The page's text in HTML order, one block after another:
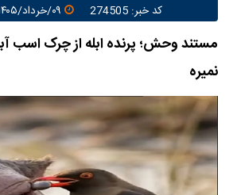
کد خبر: 274505
مستند وحش؛ پرنده ابله از چرک اسب
نمیره